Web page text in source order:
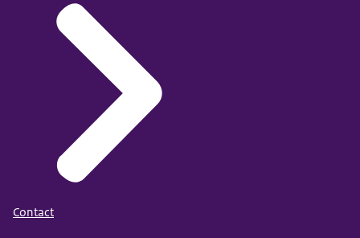
Contact